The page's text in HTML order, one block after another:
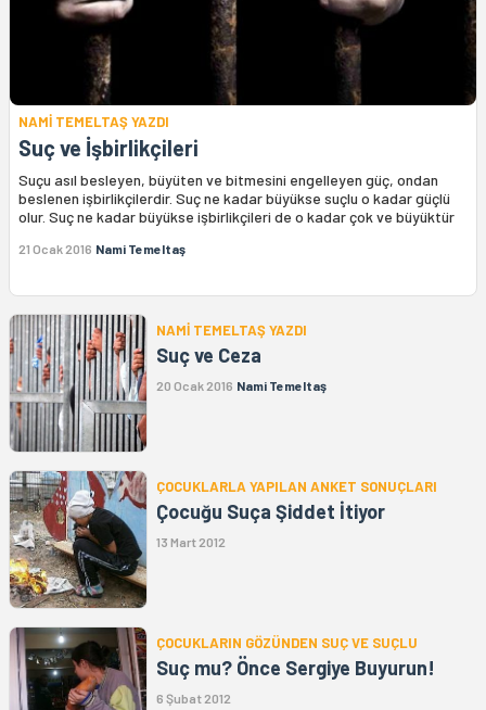
NAMİ TEMELTAŞ YAZDI
Suç ve İşbirlikçileri
Suçu asıl besleyen, büyüten ve bitmesini engelleyen güç, ondan
beslenen işbirlikçilerdir. Suç ne kadar büyükse suçlu o kadar güçlü
olur. Suç ne kadar büyükse işbirlikçileri de o kadar çok ve büyüktür
21 Ocak 2016 Nami Temeltaş
NAMİ TEMELTAŞ YAZDI
Suç ve Ceza
20 Ocak 2016 Nami Temeltaş
ÇOCUKLARLA YAPILAN ANKET SONUÇLARI
Çocuğu Suça Şiddet İtiyor
13 Mart 2012
ÇOCUKLARIN GÖZÜNDEN SUÇ VE SUÇLU
Suç mu? Önce Sergiye Buyurun!
6 Şubat 2012